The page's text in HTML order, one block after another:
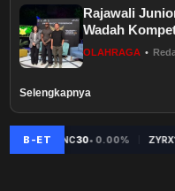
Rajawali
Wadah
Muda
OLAHRAGA •
Selengkapnya